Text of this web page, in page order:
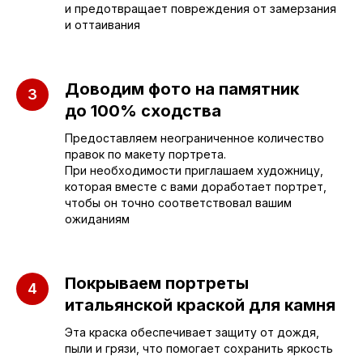
и предотвращает повреждения от замерзания
и оттаивания
Доводим фото на памятник
до 100% сходства
Предоставляем неограниченное количество
правок по макету портрета.
При необходимости приглашаем художницу,
которая вместе с вами доработает портрет,
чтобы он точно соответствовал вашим
ожиданиям
Покрываем портреты
итальянской краской для камня
Эта краска обеспечивает защиту от дождя,
пыли и грязи, что помогает сохранить яркость
sleza-v-kamne64@yandex.ru
ПАМЯТНИКИ ИНФОРМАЦИЯ